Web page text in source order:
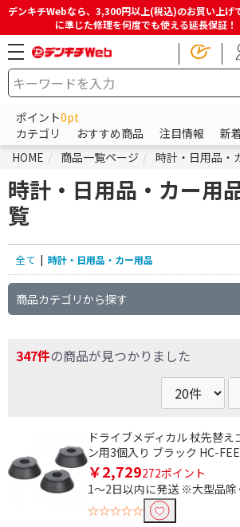
デンキチWebなら、3,300円以上(税込)のお買い上げ
に準じた修理を何度でも使える延長保証！
ポイント0pt
カテゴリ
おすすめ商品 注目情報 新
HOME
商品一覧ページ 時計・日用品・
時計・日用品・カー用
覧
全て | 時計・日用品・カー用品
商品カテゴリから探す
347件の商品が見つかりました
ドライブメディカル 杖先替
ン用3個入り ブラック HC-
￥2,729272ポイント
1～2日以内に発送 ※大型品除
☆☆☆☆☆